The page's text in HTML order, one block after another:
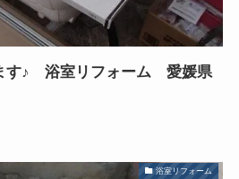
す♪ 浴室リフォーム 愛媛県
浴室リフォーム